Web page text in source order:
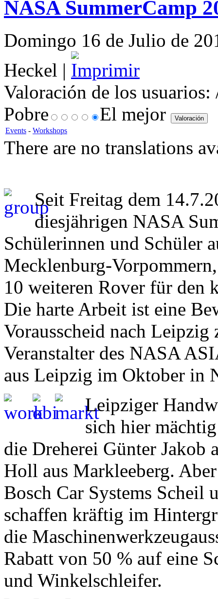
NASA SummerCamp
Domingo 16 de Julio de
Heckel |
Valoración de los usuarios:
Pobre
El mejor
Events - Workshops
There are no translations
Seit Freitag dem
diesjährigen NASA
Schülerinnen und Schüler
Mecklenburg-
10 weiteren Rover für den
Die harte Arbeit ist eine
Vorausscheid nach
Veranstalter des NASA
aus Leipzig im Oktober in
Leipziger
sich hier
die Dreherei Günter Jakob
Holl aus Markleeberg.
Bosch Car Systems Scheil
schaffen kräftig im
die
Rabatt von 50 % auf eine
und Winkelschleifer.